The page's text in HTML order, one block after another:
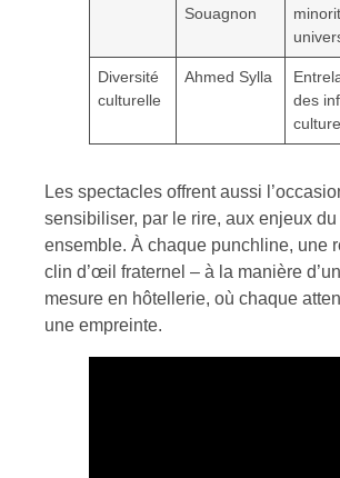
Souagnon
Diversité
culturelle
Ahmed Sylla
des
Les spectacles offrent aussi
sensibiliser, par le rire, aux enjeux
ensemble. À chaque punchline, une
clin d’œil fraternel – à la manière
mesure en hôtellerie, où chaque
une empreinte.